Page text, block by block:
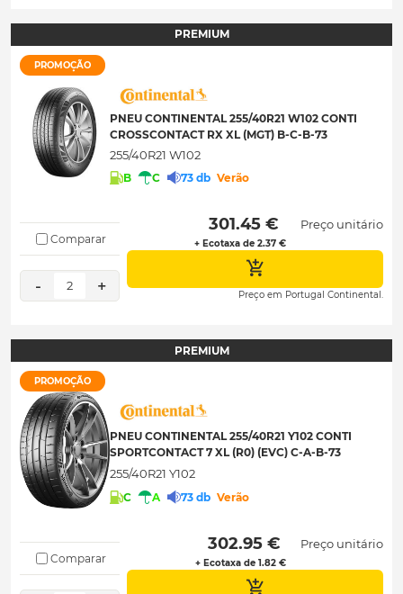
PREMIUM
PROMOÇÃO
PNEU CONTINENTAL 255/40R21 W102 CONTI
CROSSCONTACT RX XL (MGT) B-C-B-73
255/40R21 W102
B C 73 db Verão
Comparar
- 2 +
301.45 €
+ Ecotaxa de 2.37 €
Preço unitário
Preço em Portugal Continental.
PREMIUM
PROMOÇÃO
PNEU CONTINENTAL 255/40R21 Y102 CONTI
SPORTCONTACT 7 XL (R0) (EVC) C-A-B-73
255/40R21 Y102
C A 73 db Verão
Comparar
302.95 €
+ Ecotaxa de 1.82 €
Preço unitário